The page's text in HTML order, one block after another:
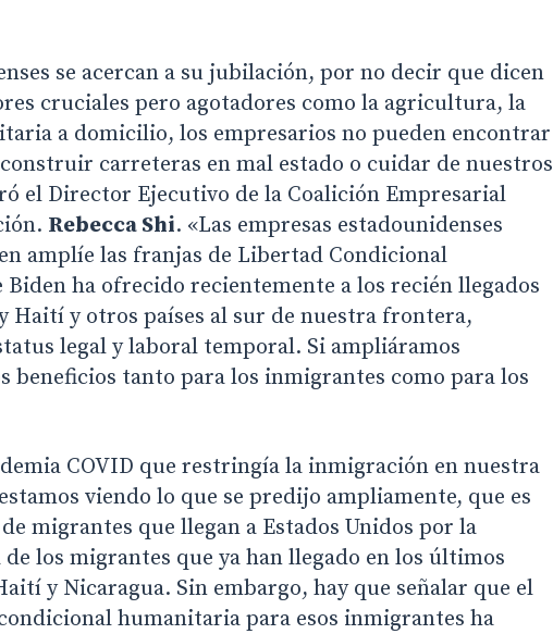
se acercan a su jubilación, por no decir que dicen
cruciales pero agotadores como la agricultura, la
a domicilio, los empresarios no pueden encontrar
carreteras en mal estado o cuidar de nuestros
el Director Ejecutivo de la Coalición Empresarial
Rebecca Shi. «Las empresas estadounidenses
amplíe las franjas de Libertad Condicional
ha ofrecido recientemente a los recién llegados
Haití y otros países al sur de nuestra frontera,
legal y laboral temporal. Si ampliáramos
beneficios tanto para los inmigrantes como para los
COVID que restringía la inmigración en nuestra
viendo lo que se predijo ampliamente, que es
migrantes que llegan a Estados Unidos por la
los migrantes que ya han llegado en los últimos
y Nicaragua. Sin embargo, hay que señalar que el
humanitaria para esos inmigrantes ha